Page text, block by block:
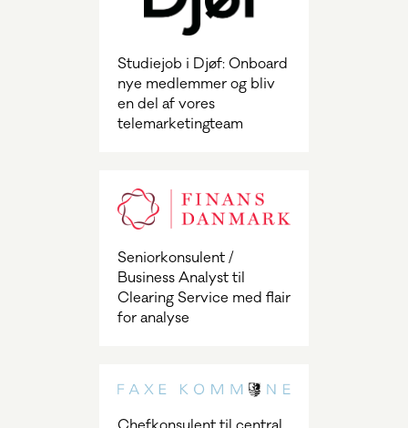
Studiejob i Djøf: Onboard
nye medlemmer og bliv
en del af vores
telemarketingteam
Seniorkonsulent /
Business Analyst til
Clearing Service med flair
for analyse